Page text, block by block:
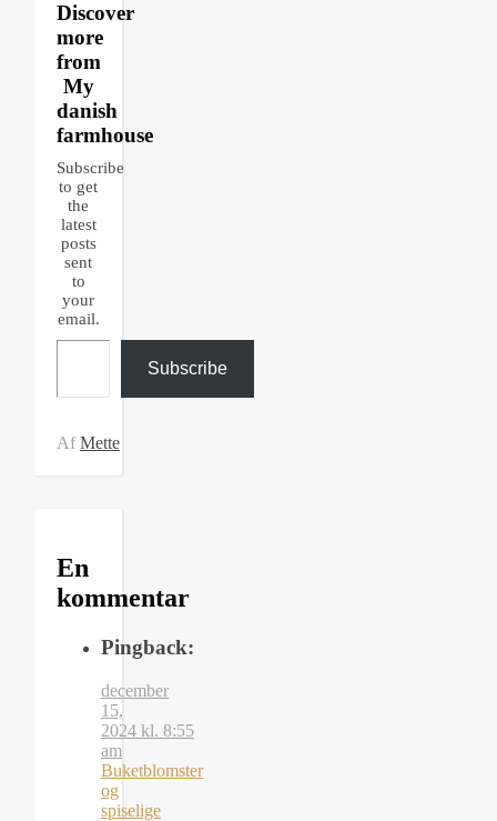
Discover
more
from
My
danish
farmhouse
Subscribe
to get
the
latest
posts
sent
to
your
email.
Type your email…
Subscribe
AfMette
En
kommentar
Pingback:
december
15,
2024 kl. 8:55
am
Buketblomster
og
spiselige